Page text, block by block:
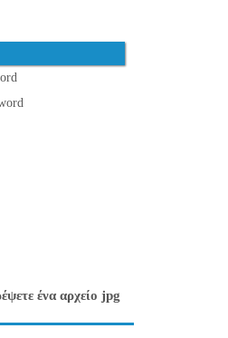
ένα αρχείο jpg